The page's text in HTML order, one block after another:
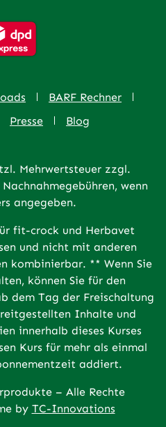
BARF Rechner
Presse Blog
Mehrwertsteuer zzgl.
wenn
angegeben.
fit-crock und Herbavet
und nicht mit anderen
kombinierbar. ** Wenn Sie
können Sie für den
dem Tag der Freischaltung
Inhalte und
innerhalb dieses Kurses
Kurs für mehr als einmal
addiert.
– Alle Rechte
by TC-Innovations